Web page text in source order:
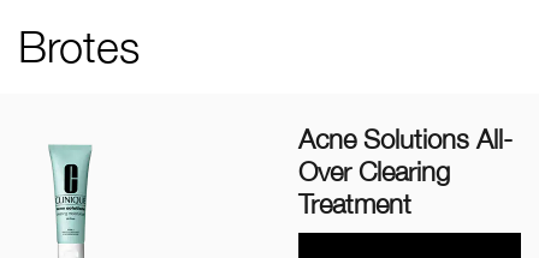
Brotes
Acne Solutions All-
Over Clearing
Treatment